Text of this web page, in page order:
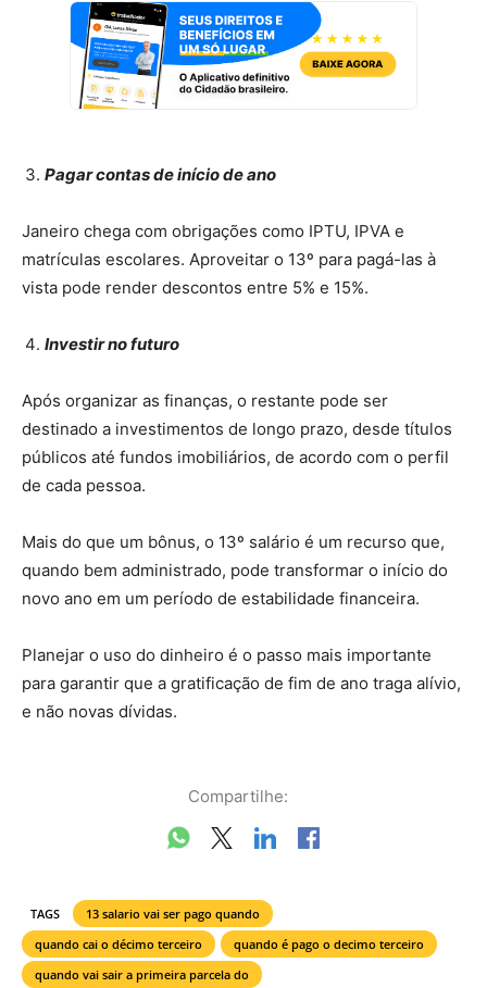
Pagar contas de início de ano
Janeiro chega com obrigações como IPTU, IPVA e
matrículas escolares. Aproveitar o 13º para pagá-las à
vista pode render descontos entre 5% e 15%.
Investir no futuro
Após organizar as finanças, o restante pode ser
destinado a investimentos de longo prazo, desde títulos
públicos até fundos imobiliários, de acordo com o perfil
de cada pessoa.
Mais do que um bônus, o 13º salário é um recurso que,
quando bem administrado, pode transformar o início do
novo ano em um período de estabilidade financeira.
Planejar o uso do dinheiro é o passo mais importante
para garantir que a gratificação de fim de ano traga alívio,
e não novas dívidas.
Compartilhe:
TAGS
13 salario vai ser pago quando
quando cai o décimo terceiro
quando é pago o decimo terceiro
quando vai sair a primeira parcela do